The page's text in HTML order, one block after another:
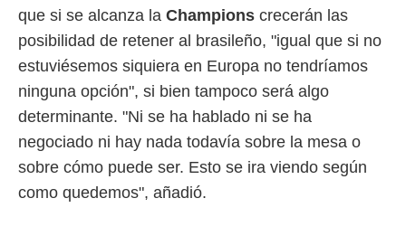
traten tus
interés
a lo que
su
u
datos
momento
en
que si se alcanza la Champions crecerán las
posibilidad de retener al brasileño, "igual que si no
estuviésemos siquiera en Europa no tendríamos
ninguna opción", si bien tampoco será algo
determinante. "Ni se ha hablado ni se ha
negociado ni hay nada todavía sobre la mesa o
sobre cómo puede ser. Esto se ira viendo según
como quedemos", añadió.